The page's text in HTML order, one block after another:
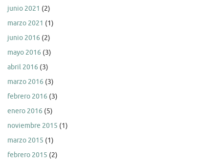
junio 2021 (2)
marzo 2021 (1)
junio 2016 (2)
mayo 2016 (3)
abril 2016 (3)
marzo 2016 (3)
febrero 2016 (3)
enero 2016 (5)
noviembre 2015 (1)
marzo 2015 (1)
febrero 2015 (2)